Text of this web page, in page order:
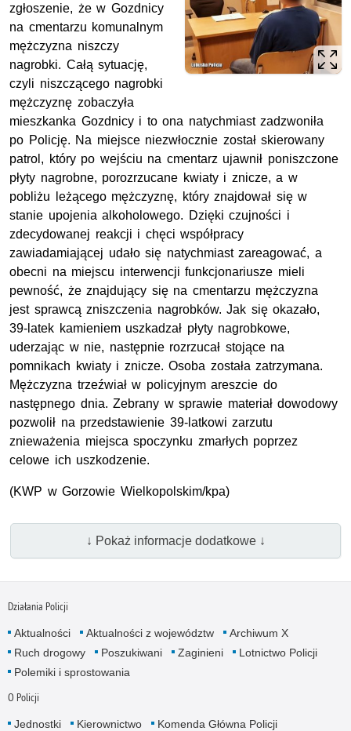
zgłoszenie, że w Gozdnicy
na cmentarzu komunalnym
mężczyzna niszczy
nagrobki. Całą sytuację,
czyli niszczącego nagrobki
mężczyznę zobaczyła
mieszkanka Gozdnicy i to ona natychmiast zadzwoniła
po Policję. Na miejsce niezwłocznie został skierowany
patrol, który po wejściu na cmentarz ujawnił poniszczone
płyty nagrobne, porozrzucane kwiaty i znicze, a w
pobliżu leżącego mężczyznę, który znajdował się w
stanie upojenia alkoholowego. Dzięki czujności i
zdecydowanej reakcji i chęci współpracy
zawiadamiającej udało się natychmiast zareagować, a
obecni na miejscu interwencji funkcjonariusze mieli
pewność, że znajdujący się na cmentarzu mężczyzna
jest sprawcą zniszczenia nagrobków. Jak się okazało,
39-latek kamieniem uszkadzał płyty nagrobkowe,
uderzając w nie, następnie rozrzucał stojące na
pomnikach kwiaty i znicze. Osoba została zatrzymana.
Mężczyzna trzeźwiał w policyjnym areszcie do
następnego dnia. Zebrany w sprawie materiał dowodowy
pozwolił na przedstawienie 39-latkowi zarzutu
znieważenia miejsca spoczynku zmarłych poprzez
celowe ich uszkodzenie.
(KWP w Gorzowie Wielkopolskim/kpa)
↓ Pokaż informacje dodatkowe ↓
Działania Policji
Aktualności Aktualności z województw
Archiwum X
Ruch drogowy
Poszukiwani Zaginieni
Lotnictwo Policji
Polemiki i sprostowania
O Policji
Jednostki Kierownictwo
Komenda Główna Policji